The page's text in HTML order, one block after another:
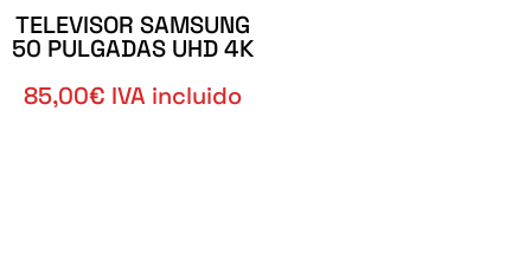
TELEVISOR SAMSUNG
50 PULGADAS UHD 4K​
85,00€ IVA incluido